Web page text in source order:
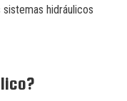
hidráulicos